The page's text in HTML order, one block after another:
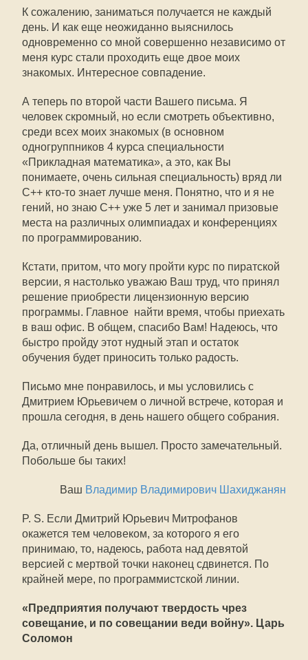
К сожалению, заниматься получается не каждый
день. И как еще неожиданно выяснилось 
одновременно со мной совершенно независимо от
меня курс стали проходить еще двое моих
знакомых. Интересное совпадение.
А теперь по второй части Вашего письма. Я
человек скромный, но если смотреть объективно,
среди всех моих знакомых (в основном
одногруппников 4 курса специальности
«Прикладная математика», а это, как Вы
понимаете, очень сильная специальность) вряд ли
С++ кто-то знает лучше меня. Понятно, что и я не
гений, но знаю С++ уже 5 лет и занимал призовые
места на различных олимпиадах и конференциях
по программированию.
Кстати, притом, что могу пройти курс по пиратской
версии, я настолько уважаю Ваш труд, что принял
решение приобрести лицензионную версию
программы. Главное  найти время, чтобы приехать
в ваш офис. В общем, спасибо Вам! Надеюсь, что
быстро пройду этот нудный этап и остаток
обучения будет приносить только радость.
Письмо мне понравилось, и мы условились с
Дмитрием Юрьевичем о личной встрече, которая и
прошла сегодня, в день нашего общего собрания.
Да, отличный день вышел. Просто замечательный.
Побольше бы таких!
Ваш Владимир Владимирович Шахиджанян
P. S. Если Дмитрий Юрьевич Митрофанов
окажется тем человеком, за которого я его
принимаю, то, надеюсь, работа над девятой
версией с мертвой точки наконец сдвинется. По
крайней мере, по программистской линии.
«Предприятия получают твердость чрез
совещание, и по совещании веди войну». Царь
Соломон